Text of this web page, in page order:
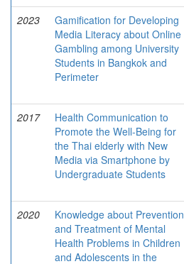
2023
Gamification for Developing
Media Literacy about Online
Gambling among University
Students in Bangkok and
Perimeter
2017
Health Communication to
Promote the Well-Being for
the Thai elderly with New
Media via Smartphone by
Undergraduate Students
2020
Knowledge about Prevention
and Treatment of Mental
Health Problems in Children
and Adolescents in the